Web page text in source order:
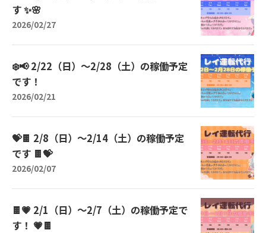
す ✨🌸
2026/02/27
❄️📢 2/22（日）〜2/28（土）の稼働予定
です！
2026/02/21
💝🍫 2/8（日）〜2/14（土）の稼働予定
です 🍫💝
2026/02/07
🍫💗 2/1（日）〜2/7（土）の稼働予定で
す！ 💗🍫